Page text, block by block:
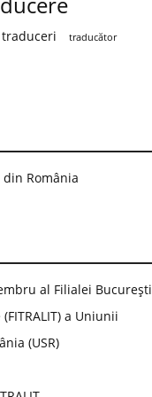
traduceri traducător
România
al Filialei București
a Uniunii
(USR)